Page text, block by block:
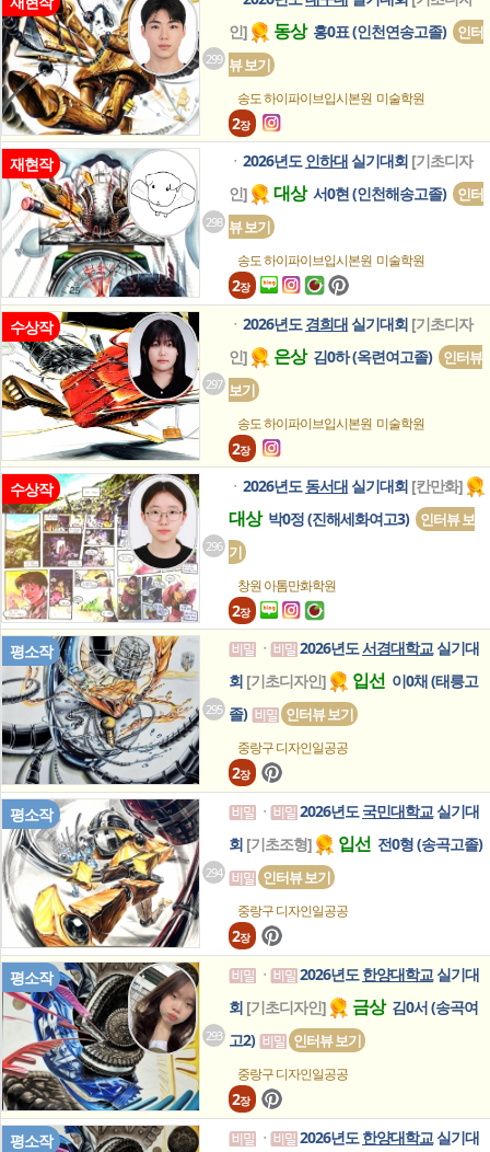
299
인]
동상홍0표 (인천연송고졸)
인터
뷰 보기
송도 하이파이브입시본원 미술학원
2장
재현작
298
ㆍ 2026년도 인하대 실기대회 [기초디자
인]
대상서0현 (인천해송고졸)
인터
뷰 보기
송도 하이파이브입시본원 미술학원
2장
수상작
297
ㆍ 2026년도 경희대 실기대회 [기초디자
인]
은상김0하 (옥련여고졸)
인터뷰
보기
송도 하이파이브입시본원 미술학원
2장
수상작
296
ㆍ 2026년도 동서대 실기대회 [칸만화]
대상박0정 (진해세화여고3)
인터뷰 보
기
창원 아톰만화학원
2장
평소작
295
ㆍ 2026년도서경대학교 실기대
회 [기초디자인] 입선 이0채 (태릉고
졸)
인터뷰 보기
중랑구 디자인일공공
2장
평소작
294
ㆍ 2026년도 국민대학교 실기대
회 [기초조형] 입선 전0형 (송곡고졸)
인터뷰 보기
중랑구 디자인일공공
2장
평소작
293
ㆍ 2026년도 한양대학교 실기대
회 [기초디자인] 금상김0서 (송곡여
고2)
인터뷰 보기
중랑구 디자인일공공
2장
평소작 ㆍ 2026년도 한양대학교 실기대